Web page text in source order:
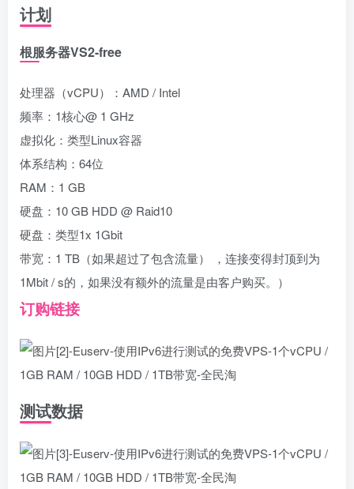
计划
根服务器VS2-free
处理器（vCPU）：AMD / Intel
频率：1核心@ 1 GHz
虚拟化：类型Linux容器
体系结构：64位
RAM：1 GB
硬盘：10 GB HDD @ Raid10
硬盘：类型1x 1Gbit
带宽：1 TB（如果超过了包含流量） ，连接变得封顶到为
1Mbit / s的，如果没有额外的流量是由客户购买。）
订购链接
测试数据